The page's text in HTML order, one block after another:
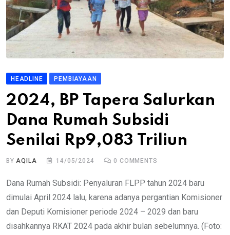
HEADLINE PEMBIAYAAN
2024, BP Tapera Salurkan
Dana Rumah Subsidi
Senilai Rp9,083 Triliun
BYAQILA 14/05/2024 0 COMMENTS
Dana Rumah Subsidi: Penyaluran FLPP tahun 2024 baru
dimulai April 2024 lalu, karena adanya pergantian Komisioner
dan Deputi Komisioner periode 2024 – 2029 dan baru
disahkannya RKAT 2024 pada akhir bulan sebelumnya. (Foto: